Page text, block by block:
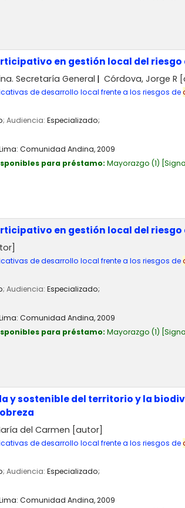
en gestión local del riesgo
Secretaría General Córdova, Jorge R
de desarrollo local frente a los riesgos de
; Audiencia: Especializado;
Comunidad Andina,2009
para préstamo: Mayorazgo (1)
en gestión local del riesgo
de desarrollo local frente a los riesgos de
; Audiencia: Especializado;
Comunidad Andina,2009
para préstamo: Mayorazgo (1)
y sostenible del territorio y la
del Carmen [autor]
de desarrollo local frente a los riesgos de
; Audiencia: Especializado;
Comunidad Andina,2009